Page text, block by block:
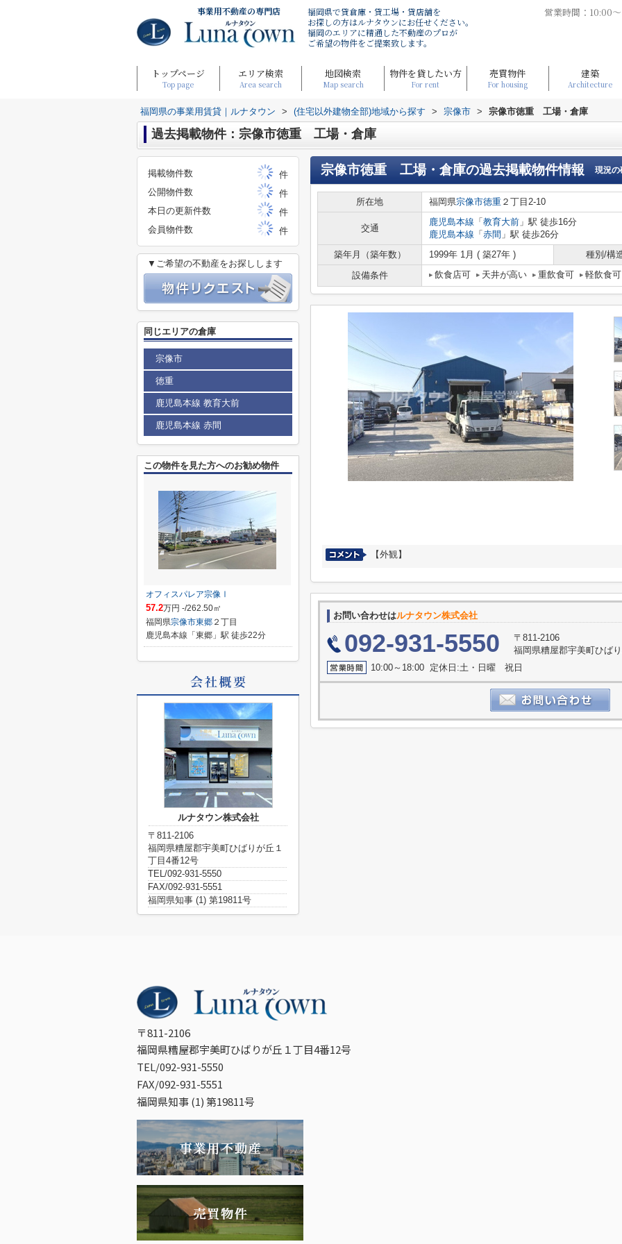
事業用不動産の専門店
福岡県で貸倉庫・貸工場・貸店舗を
お探しの方はルナタウンにお任せください。
福岡のエリアに精通した不動産のプロが
ご希望の物件をご提案致します。
営業時間：10:00
トップページ
Top page
エリア検索
Area search
地図検索
Map search
物件を貸したい方
For rent
売買物件
For housing
建築
Architecture
福岡県の事業用賃貸｜ルナタウン > (住宅以外建物全部)地域から探す > 宗像市 > 宗像市徳重 工場・倉庫
過去掲載物件：宗像市徳重 工場・倉庫
宗像市徳重 工場・倉庫の過去掲載物件情報 現況の
所在地 福岡県宗像市徳重 ２丁目2-10
交通
鹿児島本線 「 教育大前 」駅 徒歩16分
鹿児島本線 「 赤間 」駅 徒歩26分
築年月（築年数）
1999年 1月 ( 築27年 ) 種別/構
設備条件
飲食店可 天井が高い 重飲食可 軽飲食可
【外観】
お問い合わせはルナタウン株式会社
092-931-5550
〒811-2106
福岡県糟屋郡宇美町ひば
10:00～18:00 定休日:土・日曜 祝日
掲載物件数
件
公開物件数
件
本日の更新件数
件
会員物件数
件
▼ご希望の不動産をお探しします
同じエリアの倉庫
宗像市
徳重
鹿児島本線 教育大前
鹿児島本線 赤間
この物件を見た方へのお勧め物件
オフィスパレア宗像Ⅰ
57.2万円 -/262.50㎡
福岡県宗像市東郷 ２丁目
鹿児島本線「東郷」駅 徒歩22分
ルナタウン株式会社
〒811-2106
福岡県糟屋郡宇美町ひばりが丘１
丁目4番12号
TEL/092-931-5550
FAX/092-931-5551
福岡県知事 (1) 第19811号
〒811-2106
福岡県糟屋郡宇美町ひばりが丘１丁目4番12号
TEL/092-931-5550
FAX/092-931-5551
福岡県知事 (1) 第19811号